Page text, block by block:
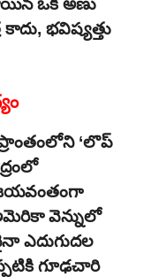
ఒక అణు
భవిష్యత్తు
‘లొప్
వెన్నులో
ఎదుగుదల
గూఢచారి